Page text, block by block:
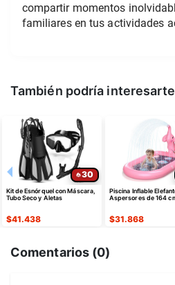
compartir momentos
familiares en tus actividades
También podría interesarte
30
Kit de Esnórquel con Máscara,
Tubo Seco y Aletas
$41.438
Piscina Inflable
Aspersores de 164
$31.868
Comentarios (0)